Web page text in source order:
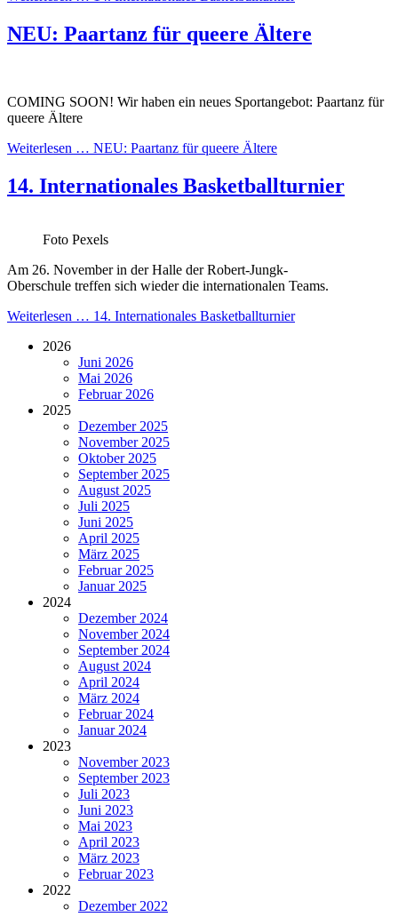
NEU: Paartanz für queere Ältere
COMING SOON! Wir haben ein neues Sportangebot: Paartanz für
queere Ältere
Weiterlesen … NEU: Paartanz für queere Ältere
14. Internationales Basketballturnier
Foto Pexels
Am 26. November in der Halle der Robert-Jungk-
Oberschule treffen sich wieder die internationalen Teams.
Weiterlesen … 14. Internationales Basketballturnier
2026
Juni 2026
Mai 2026
Februar 2026
2025
Dezember 2025
November 2025
Oktober 2025
September 2025
August 2025
Juli 2025
Juni 2025
April 2025
März 2025
Februar 2025
Januar 2025
2024
Dezember 2024
November 2024
September 2024
August 2024
April 2024
März 2024
Februar 2024
Januar 2024
2023
November 2023
September 2023
Juli 2023
Juni 2023
Mai 2023
April 2023
März 2023
Februar 2023
2022
Dezember 2022